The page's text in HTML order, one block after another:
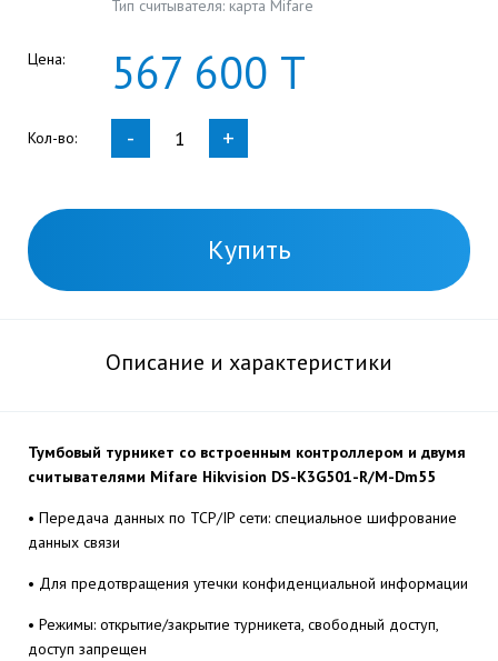
Тип считывателя: карта Mifare
Цена: 567 600 Т
Кол-во: - +
Купить
Описание и характеристики
Тумбовый турникет со встроенным контроллером и двумя
считывателями Mifare Hikvision DS-K3G501-R/M-Dm55
• Передача данных по TCP/IP сети: специальное шифрование
данных связи
• Для предотвращения утечки конфиденциальной информации
• Режимы: открытие/закрытие турникета, свободный доступ,
доступ запрещен